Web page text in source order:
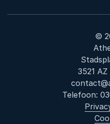
©
3521
Telefoon: